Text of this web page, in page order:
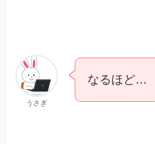
うさぎ
なるほど…